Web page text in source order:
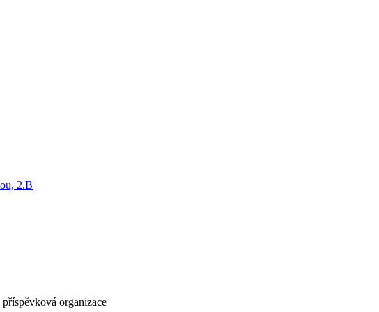
2.B
organizace